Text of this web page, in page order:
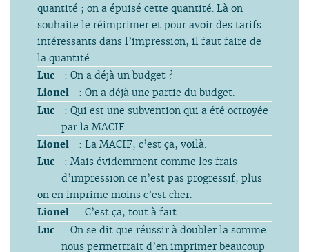
quantité ; on a épuisé cette quantité. Là on
souhaite le réimprimer et pour avoir des tarifs
intéressants dans l’impression, il faut faire de
la quantité.
Luc
: On a déjà un budget ?
Lionel
: On a déjà une partie du budget.
Luc
: Qui est une subvention qui a été octroyée
par la MACIF.
Lionel
: La MACIF, c’est ça, voilà.
Luc
: Mais évidemment comme les frais
d’impression ce n’est pas progressif, plus
on en imprime moins c’est cher.
Lionel
: C’est ça, tout à fait.
Luc
: On se dit que réussir à doubler la somme
nous permettrait d’en imprimer beaucoup